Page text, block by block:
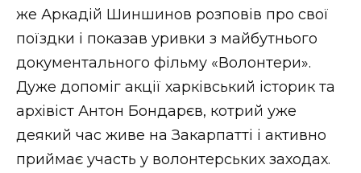
же Аркадій Шиншинов розповів про свої
поїздки і показав уривки з майбутнього
документального фільму «Волонтери».
Дуже допоміг акції харківський історик та
архівіст Антон Бондарєв, котрий уже
деякий час живе на Закарпатті і активно
приймає участь у волонтерських заходах.